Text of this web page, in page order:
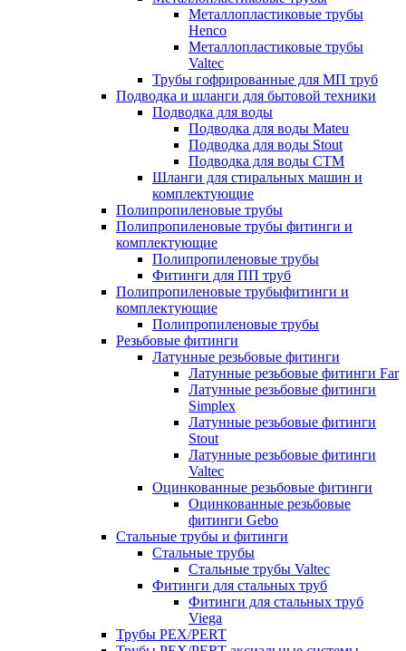
Металлопластиковые трубы
Henco
Металлопластиковые трубы
Valtec
Трубы гофрированные для МП труб
Подводка и шланги для бытовой техники
Подводка для воды
Подводка для воды Mateu
Подводка для воды Stout
Подводка для воды СТМ
Шланги для стиральных машин и
комплектующие
Полипропиленовые трубы
Полипропиленовые трубы фитинги и
комплектующие
Полипропиленовые трубы
Фитинги для ПП труб
Полипропиленовые трубыфитинги и
комплектующие
Полипропиленовые трубы
Резьбовые фитинги
Латунные резьбовые фитинги
Латунные резьбовые фитинги Far
Латунные резьбовые фитинги
Simplex
Латунные резьбовые фитинги
Stout
Латунные резьбовые фитинги
Valtec
Оцинкованные резьбовые фитинги
Оцинкованные резьбовые
фитинги Gebo
Стальные трубы и фитинги
Стальные трубы
Стальные трубы Valtec
Фитинги для стальных труб
Фитинги для стальных труб
Viega
Трубы PEX/PERT